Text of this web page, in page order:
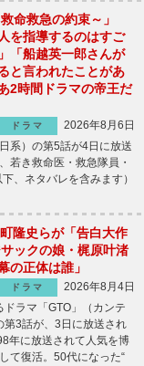
命救急の約束～」
を指導するのはすご
「船越英一郎さんが
と言われたことがあ
2時間ドラマの帝王だ
ドラマ
2026年8月6日
系）の第5話が4日に放送
き救命医・救急隊員・
、ネタバレを含みます）
隆史らが「告白大作
ックの娘・梶原叶渚
の正体は誰」
ドラマ
2026年8月4日
ラマ「GTO」（カンテ
第3話が、3日に放送され
年に放送されて人気を博
て復活。50代になった“